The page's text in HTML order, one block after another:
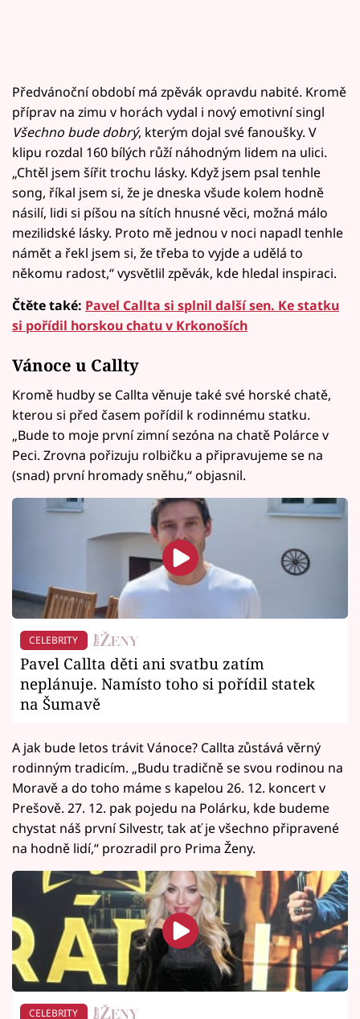
Předvánoční období má zpěvák opravdu nabité. Kromě
příprav na zimu v horách vydal i nový emotivní singl
Všechno bude dobrý, kterým dojal své fanoušky. V
klipu rozdal 160 bílých růží náhodným lidem na ulici.
„Chtěl jsem šířit trochu lásky. Když jsem psal tenhle
song, říkal jsem si, že je dneska všude kolem hodně
násilí, lidi si píšou na sítích hnusné věci, možná málo
mezilidské lásky. Proto mě jednou v noci napadl tenhle
námět a řekl jsem si, že třeba to vyjde a udělá to
někomu radost,“ vysvětlil zpěvák, kde hledal inspiraci.
Čtěte také: Pavel Callta si splnil další sen. Ke statku
si pořídil horskou chatu v Krkonoších
Vánoce u Callty
Kromě hudby se Callta věnuje také své horské chatě,
kterou si před časem pořídil k rodinnému statku.
„Bude to moje první zimní sezóna na chatě Polárce v
Peci. Zrovna pořizuju rolbičku a připravujeme se na
(snad) první hromady sněhu,“ objasnil.
CELEBRITY
Pavel Callta děti ani svatbu zatím
neplánuje. Namísto toho si pořídil statek
na Šumavě
A jak bude letos trávit Vánoce? Callta zůstává věrný
rodinným tradicím. „Budu tradičně se svou rodinou na
Moravě a do toho máme s kapelou 26. 12. koncert v
Prešově. 27. 12. pak pojedu na Polárku, kde budeme
chystat náš první Silvestr, tak ať je všechno připravené
na hodně lidí,“ prozradil pro Prima Ženy.
CELEBRITY